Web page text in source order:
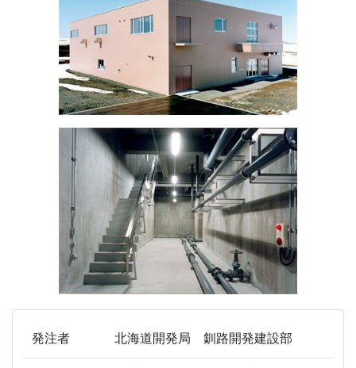
発注者 北海道開発局 釧路開発建設部